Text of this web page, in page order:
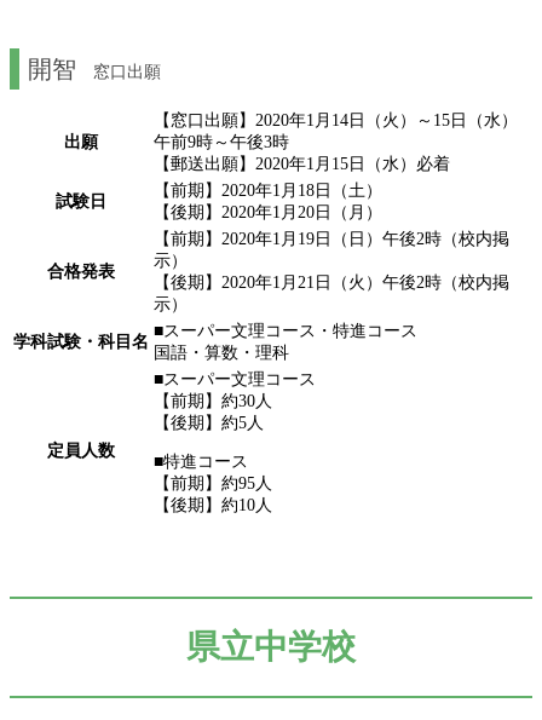
開智 窓口出願
出願
【窓口出願】2020年1月14日（火）～15日（水）
午前9時～午後3時
【郵送出願】2020年1月15日（水）必着
試験日
【前期】2020年1月18日（土）
【後期】2020年1月20日（月）
合格発表
【前期】2020年1月19日（日）午後2時（校内掲
示）
【後期】2020年1月21日（火）午後2時（校内掲
示）
学科試験・科目名
■スーパー文理コース・特進コース
国語・算数・理科
定員人数
■スーパー文理コース
【前期】約30人
【後期】約5人
■特進コース
【前期】約95人
【後期】約10人
県立中学校